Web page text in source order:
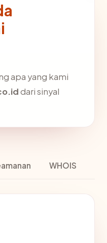
apa yang kami
dari sinyal
WHOIS